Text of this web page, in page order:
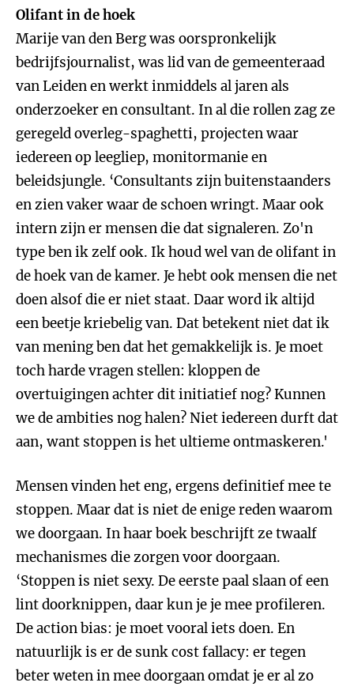
Olifant in de hoek
Marije van den Berg was oorspronkelijk
bedrijfsjournalist, was lid van de gemeenteraad
van Leiden en werkt inmiddels al jaren als
onderzoeker en consultant. In al die rollen zag ze
geregeld overleg-spaghetti, projecten waar
iedereen op leegliep, monitormanie en
beleidsjungle. ‘Consultants zijn buitenstaanders
en zien vaker waar de schoen wringt. Maar ook
intern zijn er mensen die dat signaleren. Zo'n
type ben ik zelf ook. Ik houd wel van de olifant in
de hoek van de kamer. Je hebt ook mensen die net
doen alsof die er niet staat. Daar word ik altijd
een beetje kriebelig van. Dat betekent niet dat ik
van mening ben dat het gemakkelijk is. Je moet
toch harde vragen stellen: kloppen de
overtuigingen achter dit initiatief nog? Kunnen
we de ambities nog halen? Niet iedereen durft dat
aan, want stoppen is het ultieme ontmaskeren.'
Mensen vinden het eng, ergens definitief mee te
stoppen. Maar dat is niet de enige reden waarom
we doorgaan. In haar boek beschrijft ze twaalf
mechanismes die zorgen voor doorgaan.
‘Stoppen is niet sexy. De eerste paal slaan of een
lint doorknippen, daar kun je je mee profileren.
De action bias: je moet vooral iets doen. En
natuurlijk is er de sunk cost fallacy: er tegen
beter weten in mee doorgaan omdat je er al zo